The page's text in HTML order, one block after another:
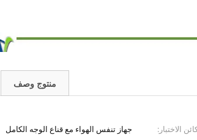
منتوج وصف
الاختبار:
جهاز تنفس الهواء مع قناع الوجه الكامل